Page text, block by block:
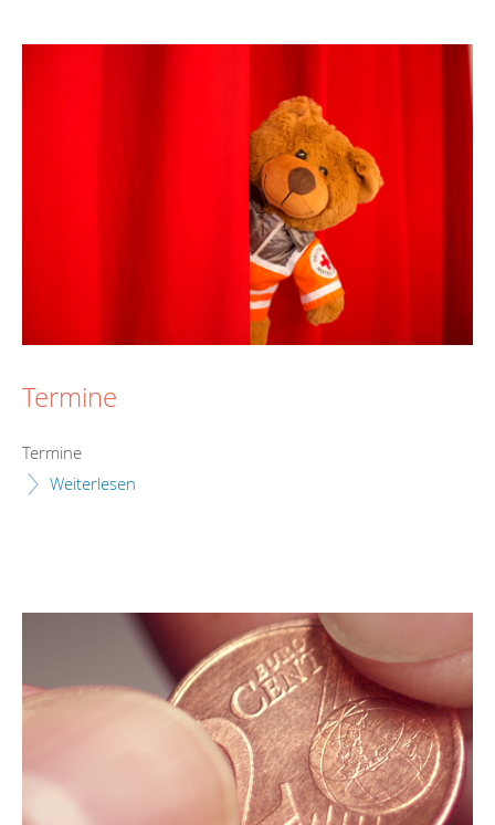
Termine
Termine
Weiterlesen